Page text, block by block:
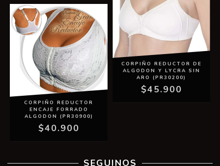
CORPIÑO REDUCTOR
ENCAJE FORRADO
ALGODON (PR30900)
$40.900
CORPIÑO REDUCTOR DE
ALGODON Y LYCRA SIN
ARO (PR30200)
$45.900
SEGUINOS